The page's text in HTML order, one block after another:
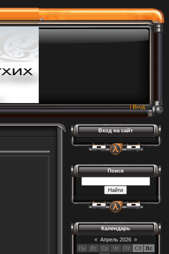
|Вход
Вход на сайт
Поиск
Календарь
« Апрель 2026 »
Пн
Вт Ср Чт Пт Сб
Вс